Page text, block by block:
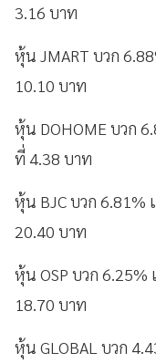
3.16 บาท
หุ้น JMART บวก
10.10 บาท
หุ้น DOHOME บวก
ที่ 4.38 บาท
หุ้น BJC บวก 6.81%
20.40 บาท
หุ้น OSP บวก 6.25%
18.70 บาท
หุ้น GLOBAL บวก